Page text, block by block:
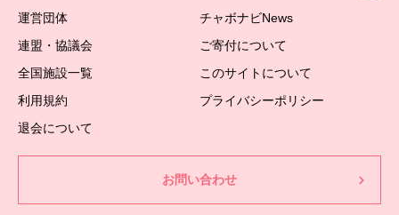
運営団体
チャボナビNews
連盟・協議会
ご寄付について
全国施設一覧
このサイトについて
利用規約
プライバシーポリシー
退会について
お問い合わせ